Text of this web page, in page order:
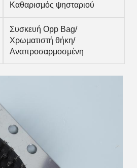
Καθαρισμός ψησταριού
Συσκευή Opp Bag/
Χρωματιστή θήκη/
Αναπροσαρμοσμένη